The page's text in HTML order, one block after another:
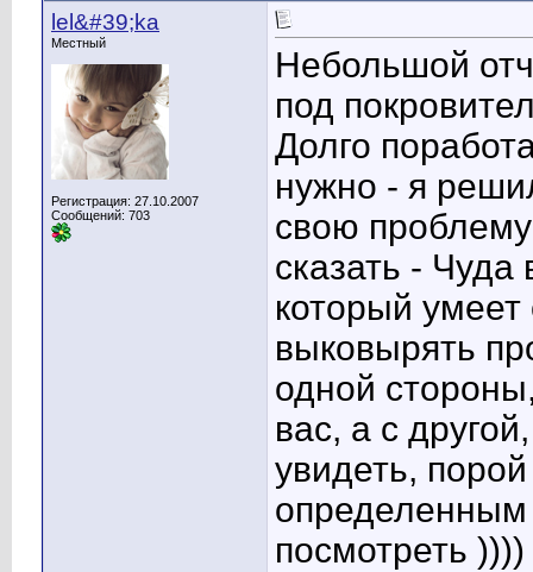
lel&#39;ka
Местный
Регистрация: 27.10.2007
Сообщений: 703
Небольшой
под
Долго
нужно - я
свою проблему
сказать - Чуда
который умеет
выковырять
одной
вас, а с
увидеть,
определенным
посмотреть ))))